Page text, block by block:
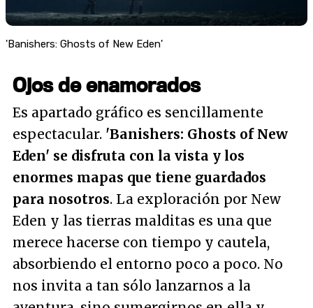
'Banishers: Ghosts of New Eden'
Ojos de enamorados
Es apartado gráfico es sencillamente
espectacular. 'Banishers: Ghosts of New
Eden' se disfruta con la vista y los
enormes mapas que tiene guardados
para nosotros. La exploración por New
Eden y las tierras malditas es una que
merece hacerse con tiempo y cautela,
absorbiendo el entorno poco a poco. No
nos invita a tan sólo lanzarnos a la